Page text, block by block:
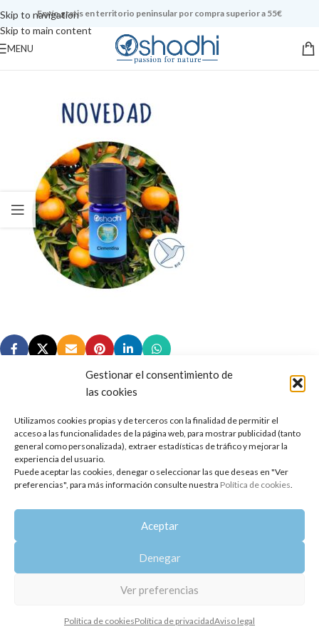
Gestionar el consentimiento de
las cookies
Utilizamos cookies propias y de terceros con la finalidad de permitir el
acceso a las funcionalidades de la página web, para mostrar publicidad (tanto
general como personalizada), extraer estadísticas de tráfico y mejorar la
experiencia del usuario.
Puede aceptar las cookies, denegar o seleccionar las que deseas en "Ver
preferencias", para más información consulte nuestra Política de cookies.
Aceptar
Denegar
Ver preferencias
Política de cookiesPolítica de privacidadAviso legal
Skip to navigation
Skip to main content
Envío gratis en territorio peninsular por compra superior a 55€
MENU
Copyright 2014-2025 Oshadhi España
Todos los derechos reservados.
Política de privacidad | Aviso legal | Política de cookies